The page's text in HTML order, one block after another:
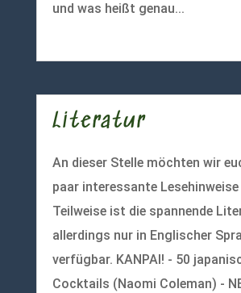
und was heißt genau...
Literatur
An dieser Stelle möchten wir
paar interessante Lesehinweise
Teilweise ist die spannende
allerdings nur in Englischer
verfügbar. KANPAI! - 50
Cocktails (Naomi Coleman) -